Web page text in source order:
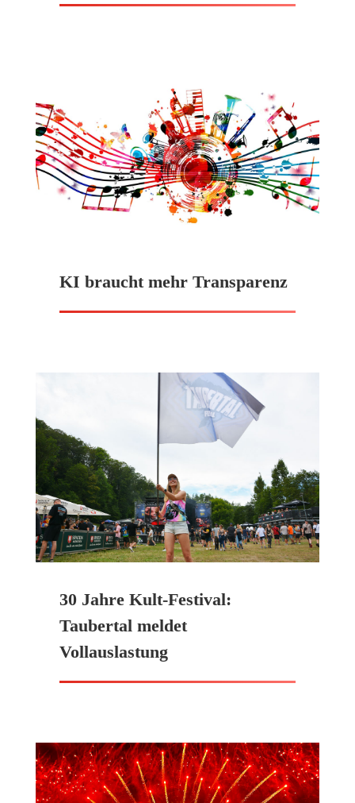
KI braucht mehr Transparenz
30 Jahre Kult-Festival:
Taubertal meldet
Vollauslastung